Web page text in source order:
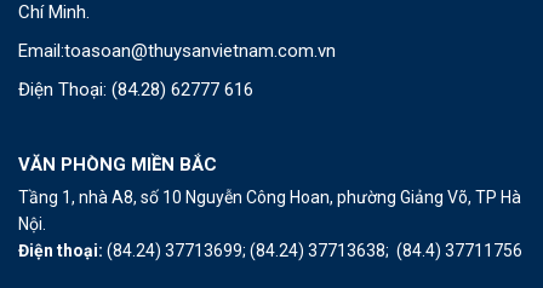
Chí Minh.
Email:toasoan@thuysanvietnam.com.vn
Điện Thoại: (84.28) 62777 616
VĂN PHÒNG MIỀN BẮC
Tầng 1, nhà A8, số 10 Nguyễn Công Hoan, phường Giảng Võ, TP Hà
Nội.
Điện thoại: (84.24) 37713699; (84.24) 37713638; (84.4) 37711756